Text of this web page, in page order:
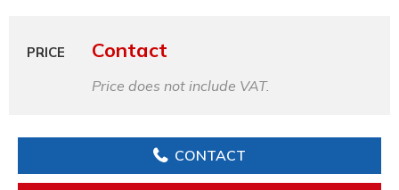
PRICE Contact
Price does not include VAT.
CONTACT